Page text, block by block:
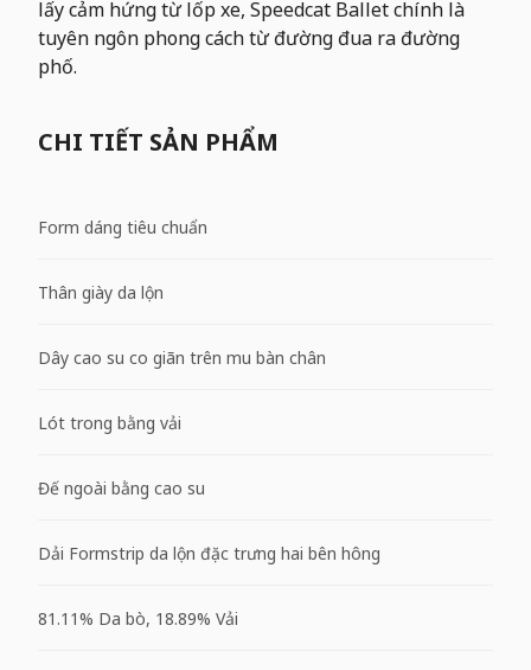
lấy cảm hứng từ lốp xe, Speedcat Ballet chính là
tuyên ngôn phong cách từ đường đua ra đường
phố.
CHI TIẾT SẢN PHẨM
Form dáng tiêu chuẩn
Thân giày da lộn
Dây cao su co giãn trên mu bàn chân
Lót trong bằng vải
Đế ngoài bằng cao su
Dải Formstrip da lộn đặc trưng hai bên hông
81.11% Da bò, 18.89% Vải